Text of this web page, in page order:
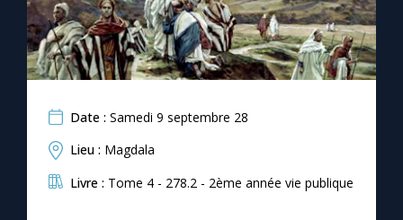
Date : Samedi 9 septembre 28
Lieu : Magdala
Livre : Tome 4 - 278.2 - 2ème année vie publique